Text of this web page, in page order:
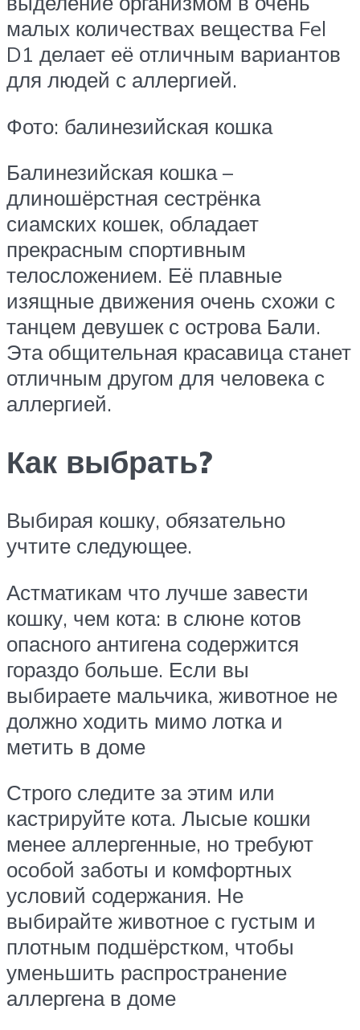
малых количествах вещества Fel
D1 делает её отличным вариантов
для людей с аллергией.
Фото: балинезийская кошка
Балинезийская кошка –
длиношёрстная сестрёнка
сиамских кошек, обладает
прекрасным спортивным
телосложением. Её плавные
изящные движения очень схожи с
танцем девушек с острова Бали.
Эта общительная красавица станет
отличным другом для человека с
аллергией.
Как выбрать?
Выбирая кошку, обязательно
учтите следующее.
Астматикам что лучше завести
кошку, чем кота: в слюне котов
опасного антигена содержится
гораздо больше. Если вы
выбираете мальчика, животное не
должно ходить мимо лотка и
метить в доме
Строго следите за этим или
кастрируйте кота. Лысые кошки
менее аллергенные, но требуют
особой заботы и комфортных
условий содержания. Не
выбирайте животное с густым и
плотным подшёрстком, чтобы
уменьшить распространение
аллергена в доме